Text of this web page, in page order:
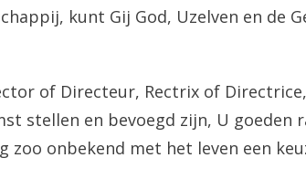
kunt Gij God, Uzelven en de
of Directeur, Rectrix of
stellen en bevoegd zijn, U goeden
zoo onbekend met het leven een